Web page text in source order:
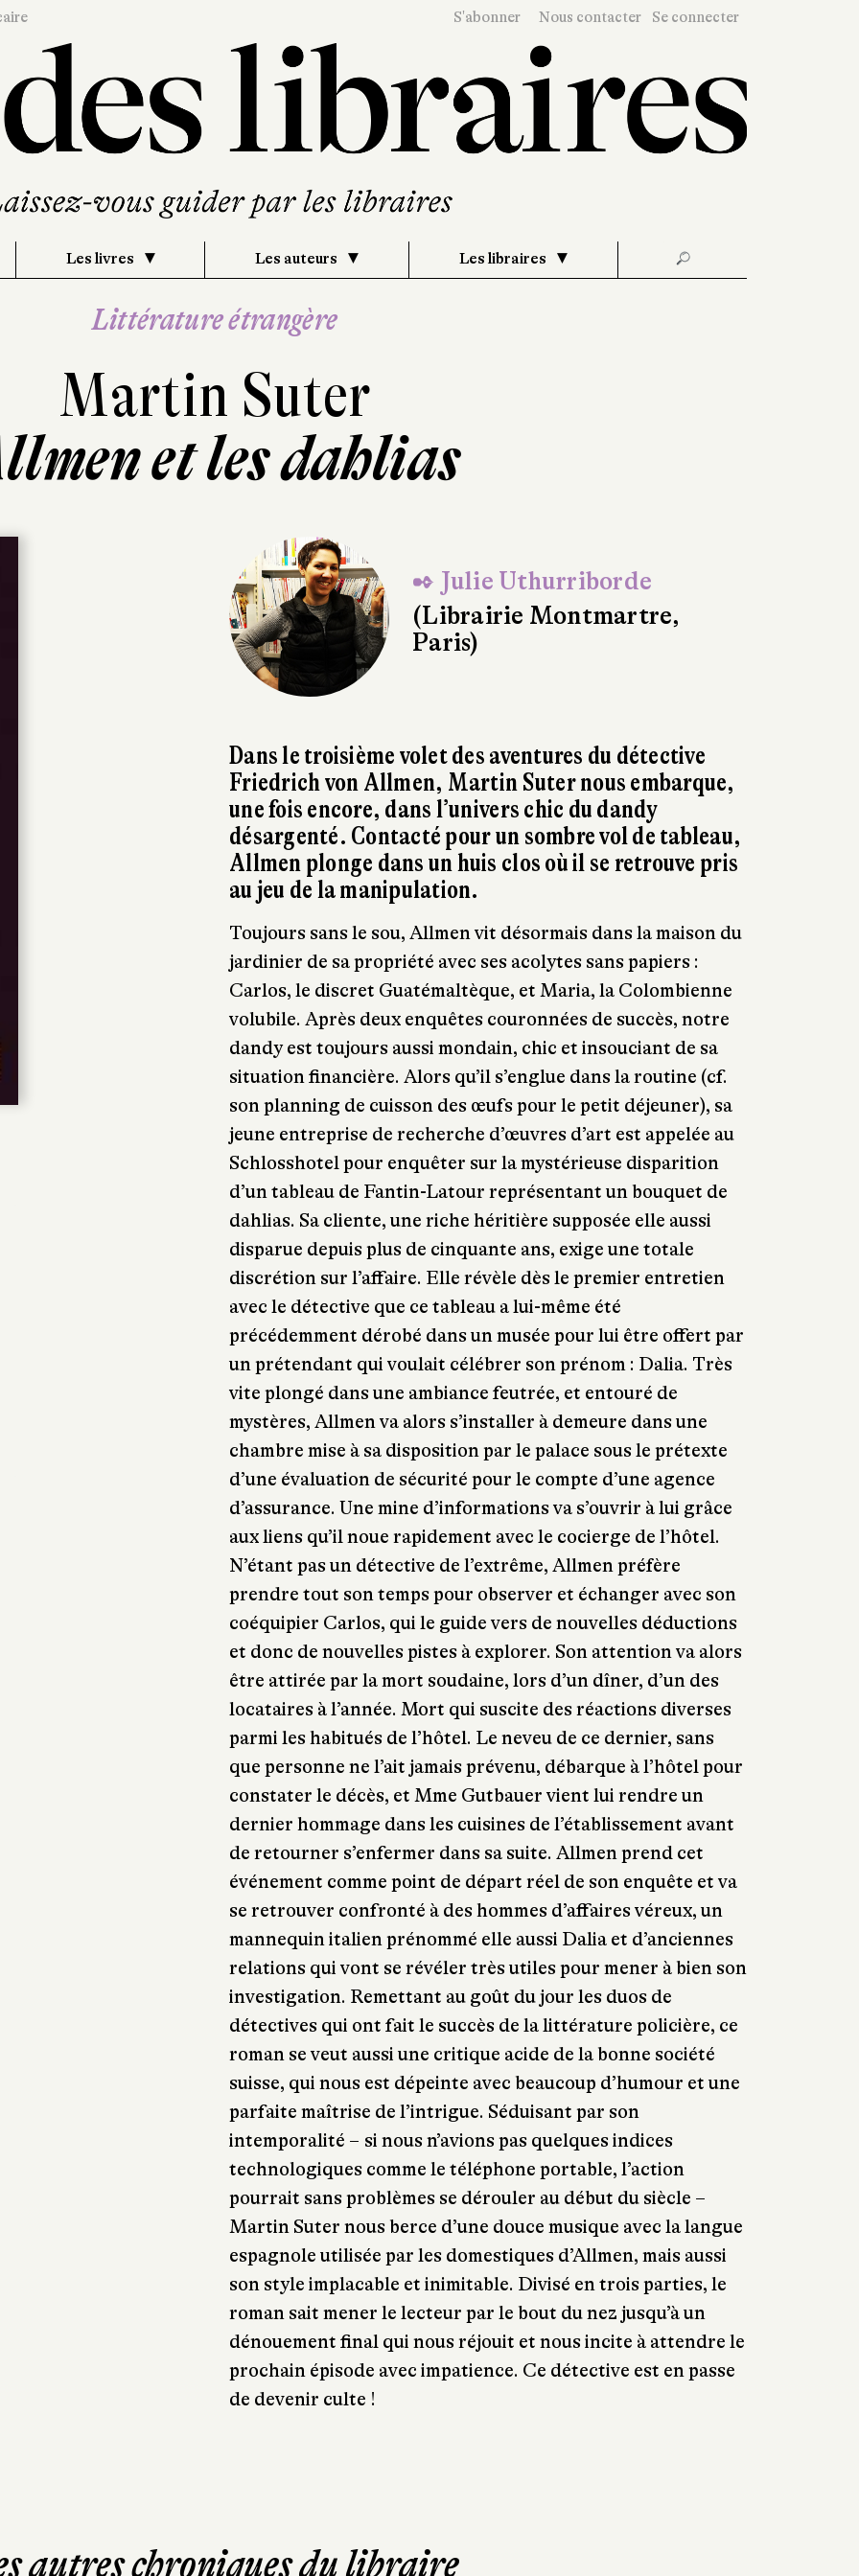
S'abonner Nous contacter Se connecter
Les livres Les auteurs Les libraires 🔎
Littérature étrangère
Martin Suter
et les dahlias
✒ Julie Uthurriborde
(Librairie Montmartre,
Paris)
Dans le troisième volet des aventures du détective
Friedrich von Allmen, Martin Suter nous embarque,
une fois encore, dans l’univers chic du dandy
désargenté. Contacté pour un sombre vol de tableau,
Allmen plonge dans un huis clos où il se retrouve pris
au jeu de la manipulation.
Toujours sans le sou, Allmen vit désormais dans la maison du
jardinier de sa propriété avec ses acolytes sans papiers :
Carlos, le discret Guatémaltèque, et Maria, la Colombienne
volubile. Après deux enquêtes couronnées de succès, notre
dandy est toujours aussi mondain, chic et insouciant de sa
situation financière. Alors qu’il s’englue dans la routine (cf.
son planning de cuisson des œufs pour le petit déjeuner), sa
jeune entreprise de recherche d’œuvres d’art est appelée au
Schlosshotel pour enquêter sur la mystérieuse disparition
d’un tableau de Fantin-Latour représentant un bouquet de
dahlias. Sa cliente, une riche héritière supposée elle aussi
disparue depuis plus de cinquante ans, exige une totale
discrétion sur l’affaire. Elle révèle dès le premier entretien
avec le détective que ce tableau a lui-même été
précédemment dérobé dans un musée pour lui être offert par
un prétendant qui voulait célébrer son prénom : Dalia. Très
vite plongé dans une ambiance feutrée, et entouré de
mystères, Allmen va alors s’installer à demeure dans une
chambre mise à sa disposition par le palace sous le prétexte
d’une évaluation de sécurité pour le compte d’une agence
d’assurance. Une mine d’informations va s’ouvrir à lui grâce
aux liens qu’il noue rapidement avec le cocierge de l’hôtel.
N’étant pas un détective de l’extrême, Allmen préfère
prendre tout son temps pour observer et échanger avec son
coéquipier Carlos, qui le guide vers de nouvelles déductions
et donc de nouvelles pistes à explorer. Son attention va alors
être attirée par la mort soudaine, lors d’un dîner, d’un des
locataires à l’année. Mort qui suscite des réactions diverses
parmi les habitués de l’hôtel. Le neveu de ce dernier, sans
que personne ne l’ait jamais prévenu, débarque à l’hôtel pour
constater le décès, et Mme Gutbauer vient lui rendre un
dernier hommage dans les cuisines de l’établissement avant
de retourner s’enfermer dans sa suite. Allmen prend cet
événement comme point de départ réel de son enquête et va
se retrouver confronté à des hommes d’affaires véreux, un
mannequin italien prénommé elle aussi Dalia et d’anciennes
relations qui vont se révéler très utiles pour mener à bien son
investigation. Remettant au goût du jour les duos de
détectives qui ont fait le succès de la littérature policière, ce
roman se veut aussi une critique acide de la bonne société
suisse, qui nous est dépeinte avec beaucoup d’humour et une
parfaite maîtrise de l’intrigue. Séduisant par son
intemporalité − si nous n’avions pas quelques indices
technologiques comme le téléphone portable, l’action
pourrait sans problèmes se dérouler au début du siècle −
Martin Suter nous berce d’une douce musique avec la langue
espagnole utilisée par les domestiques d’Allmen, mais aussi
son style implacable et inimitable. Divisé en trois parties, le
roman sait mener le lecteur par le bout du nez jusqu’à un
dénouement final qui nous réjouit et nous incite à attendre le
prochain épisode avec impatience. Ce détective est en passe
de devenir culte !
autres chroniques du libraire